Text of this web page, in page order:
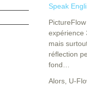
Speak
expérience
mais
réflection
fond…
Alors, U-